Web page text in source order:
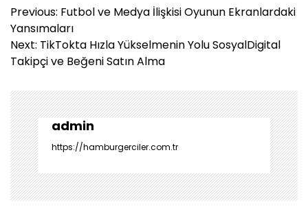
Y
a
z
ı
e
z
i
n
m
e
s
Previous: Futbol ve Medya İlişkisi Oyunun Ekranlardaki
Yansımaları
Next: TikTokta Hızla Yükselmenin Yolu SosyalDigital
Takipçi ve Beğeni Satın Alma
admin
https://hamburgerciler.com.tr